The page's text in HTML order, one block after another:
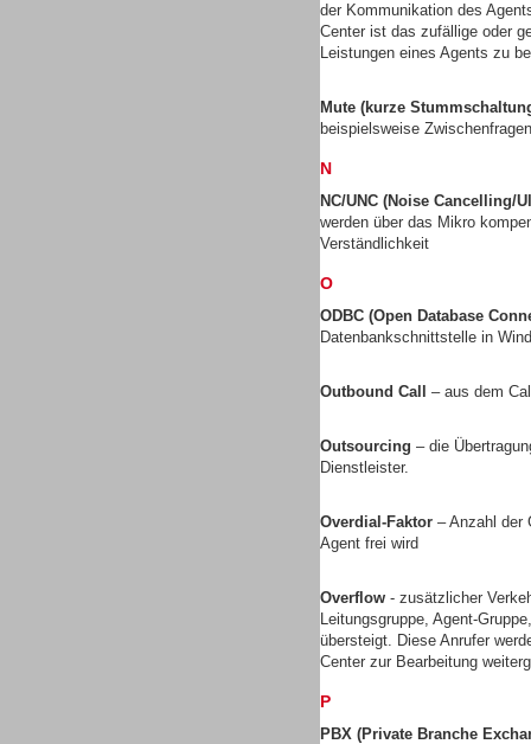
der Kommunikation des
Center ist das zufällige oder
Leistungen eines Agents zu
Mute (kurze
beispielsweise
N
NC/UNC (Noise Cancelling/
werden über das Mikro
Verständlichkeit
O
ODBC (Open Database
Datenbankschnittstelle in
Outbound Call – aus dem
Outsourcing – die
Dienstleister.
Overdial-Faktor – Anzahl der
Agent frei wird
Overflow - zusätzlicher
Leitungsgruppe, Agent-
übersteigt. Diese Anrufer
Center zur Bearbeitung
P
PBX (Private Branche